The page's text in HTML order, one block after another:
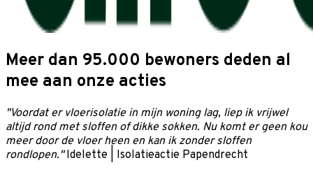
Meer dan 95.000 bewoners deden al
mee aan onze acties
"Voordat er vloerisolatie in mijn woning lag, liep ik vrijwel
altijd rond met sloffen of dikke sokken. Nu komt er geen kou
meer door de vloer heen en kan ik zonder sloffen
rondlopen."Idelette | Isolatieactie Papendrecht